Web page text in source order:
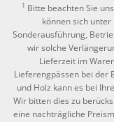
1 Bitte beachten Sie
können sich
Sonderausführung,
wir solche
Lieferzeit im
Lieferengpässen bei der
und Holz kann es bei
Wir bitten dies zu
eine nachträgliche